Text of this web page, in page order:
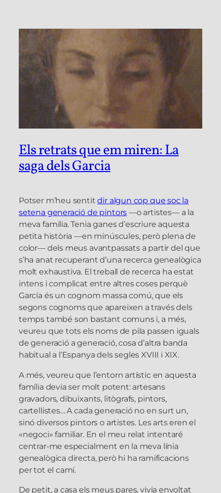
Els retrats que em miren: La
saga dels Garcia
Potser m’heu sentitdir algun cop que soc la
setena generació de pintors —o artistes— a la
meva família. Tenia ganes d’escriure aquesta
petita història —en minúscules, però plena de
color— dels meus avantpassats a partir del que
s’ha anat recuperant d’una recerca genealògica
molt exhaustiva. El treball de recerca ha estat
intens i complicat entre altres coses perquè
García és un cognom massa comú, que els
segons cognoms que apareixen a través dels
temps també son bastant comuns i, a més,
veureu que tots els noms de pila passen iguals
de generació a generació, cosa d’altra banda
habitual a l’Espanya dels segles XVIII i XIX.
A més, veureu que l’entorn artístic en aquesta
família devia ser molt potent: artesans
gravadors, dibuixants, litògrafs, pintors,
cartellistes… A cada generació no en surt un,
sinó diversos pintors o artistes. Les arts eren el
«negoci» familiar. En el meu relat intentaré
centrar-me especialment en la meva línia
genealògica directa, però hi ha ramificacions
per tot el camí.
De petit, a casa els meus pares, vivia envoltat